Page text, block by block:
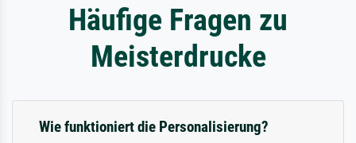
Häufige Fragen zu
Meisterdrucke
Wie funktioniert die Personalisierung?